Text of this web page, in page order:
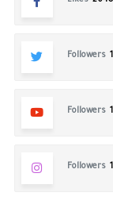
Followers
Followers
Followers